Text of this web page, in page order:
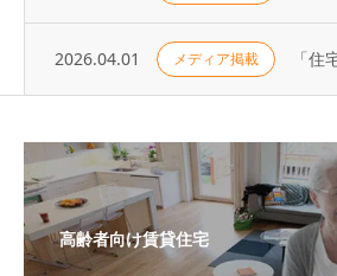
2026.04.01 メディア掲載
高齢者向け賃貸住宅